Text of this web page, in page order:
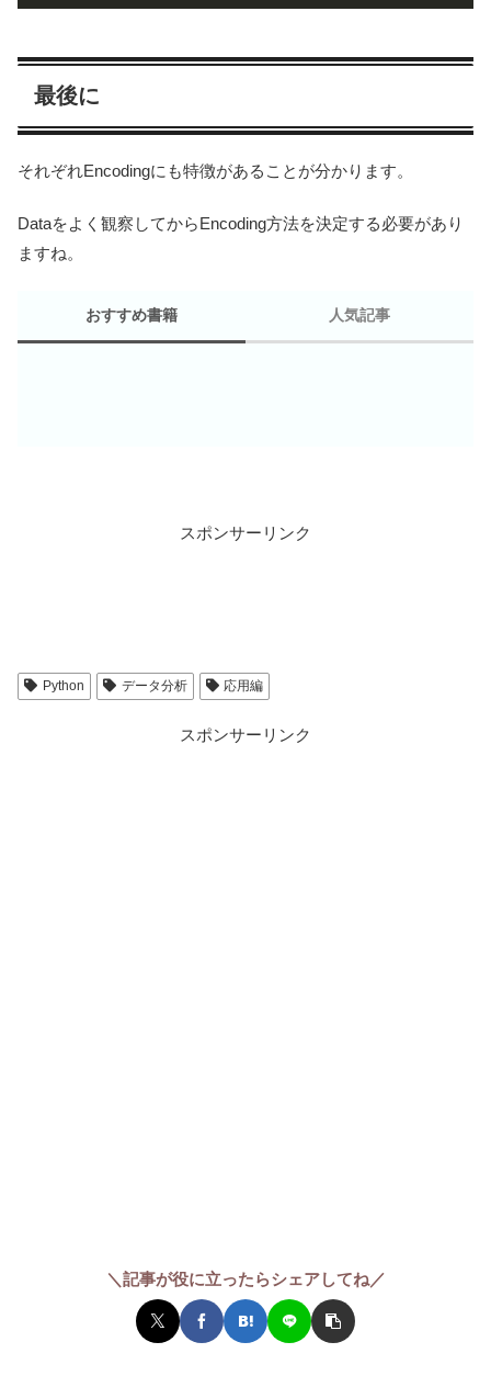
最後に
それぞれEncodingにも特徴があることが分かります。
Dataをよく観察してからEncoding方法を決定する必要があり
ますね。
おすすめ書籍 人気記事
スポンサーリンク
Python データ分析 応用編
スポンサーリンク
＼記事が役に立ったらシェアしてね／